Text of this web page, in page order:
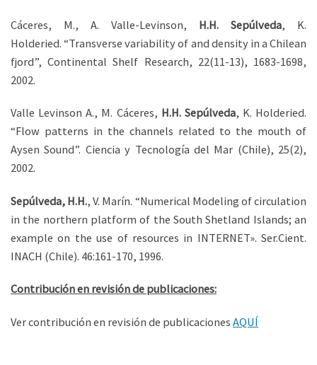
Cáceres, M., A. Valle-Levinson, H.H. Sepúlveda, K.
Holderied. “Transverse variability of and density in a Chilean
fjord”, Continental Shelf Research, 22(11-13), 1683-1698,
2002.
Valle Levinson A., M. Cáceres, H.H. Sepúlveda, K. Holderied.
“Flow patterns in the channels related to the mouth of
Aysen Sound”. Ciencia y Tecnología del Mar (Chile), 25(2),
2002.
Sepúlveda, H.H., V. Marín. “Numerical Modeling of circulation
in the northern platform of the South Shetland Islands; an
example on the use of resources in INTERNET». Ser.Cient.
INACH (Chile). 46:161-170, 1996.
Contribución en revisión de publicaciones:
Ver contribución en revisión de publicaciones AQUÍ